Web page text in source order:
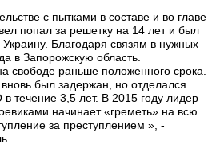
с пытками в составе и во главе
попал за решетку на 14 лет и был
Благодаря связям в нужных
в Запорожскую область.
свободе раньше положенного срока.
был задержан, но отделался
течение 3,5 лет. В 2015 году лидер
начинает «греметь» на всю
за преступлением », -